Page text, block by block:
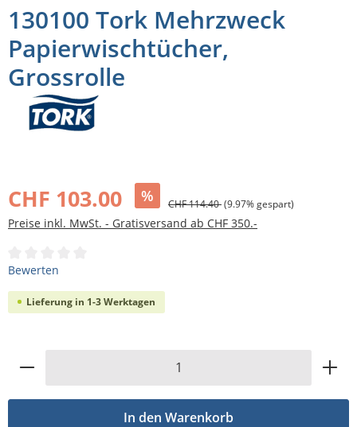
130100 Tork Mehrzweck
Papierwischtücher,
Grossrolle
CHF 103.00 % CHF 114.40(9.97% gespart)
Preise inkl. MwSt. - Gratisversand ab CHF 350.-
Durchschnittliche Bewertung von 0 von 5 Sternen
Bewerten
Lieferung in 1-3 Werktagen
Produkt Anzahl: Gib den gewünschten
In den Warenkorb